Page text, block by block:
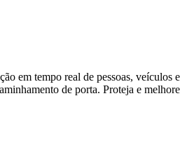
tempo real de pessoas, veículos
de porta. Proteja e